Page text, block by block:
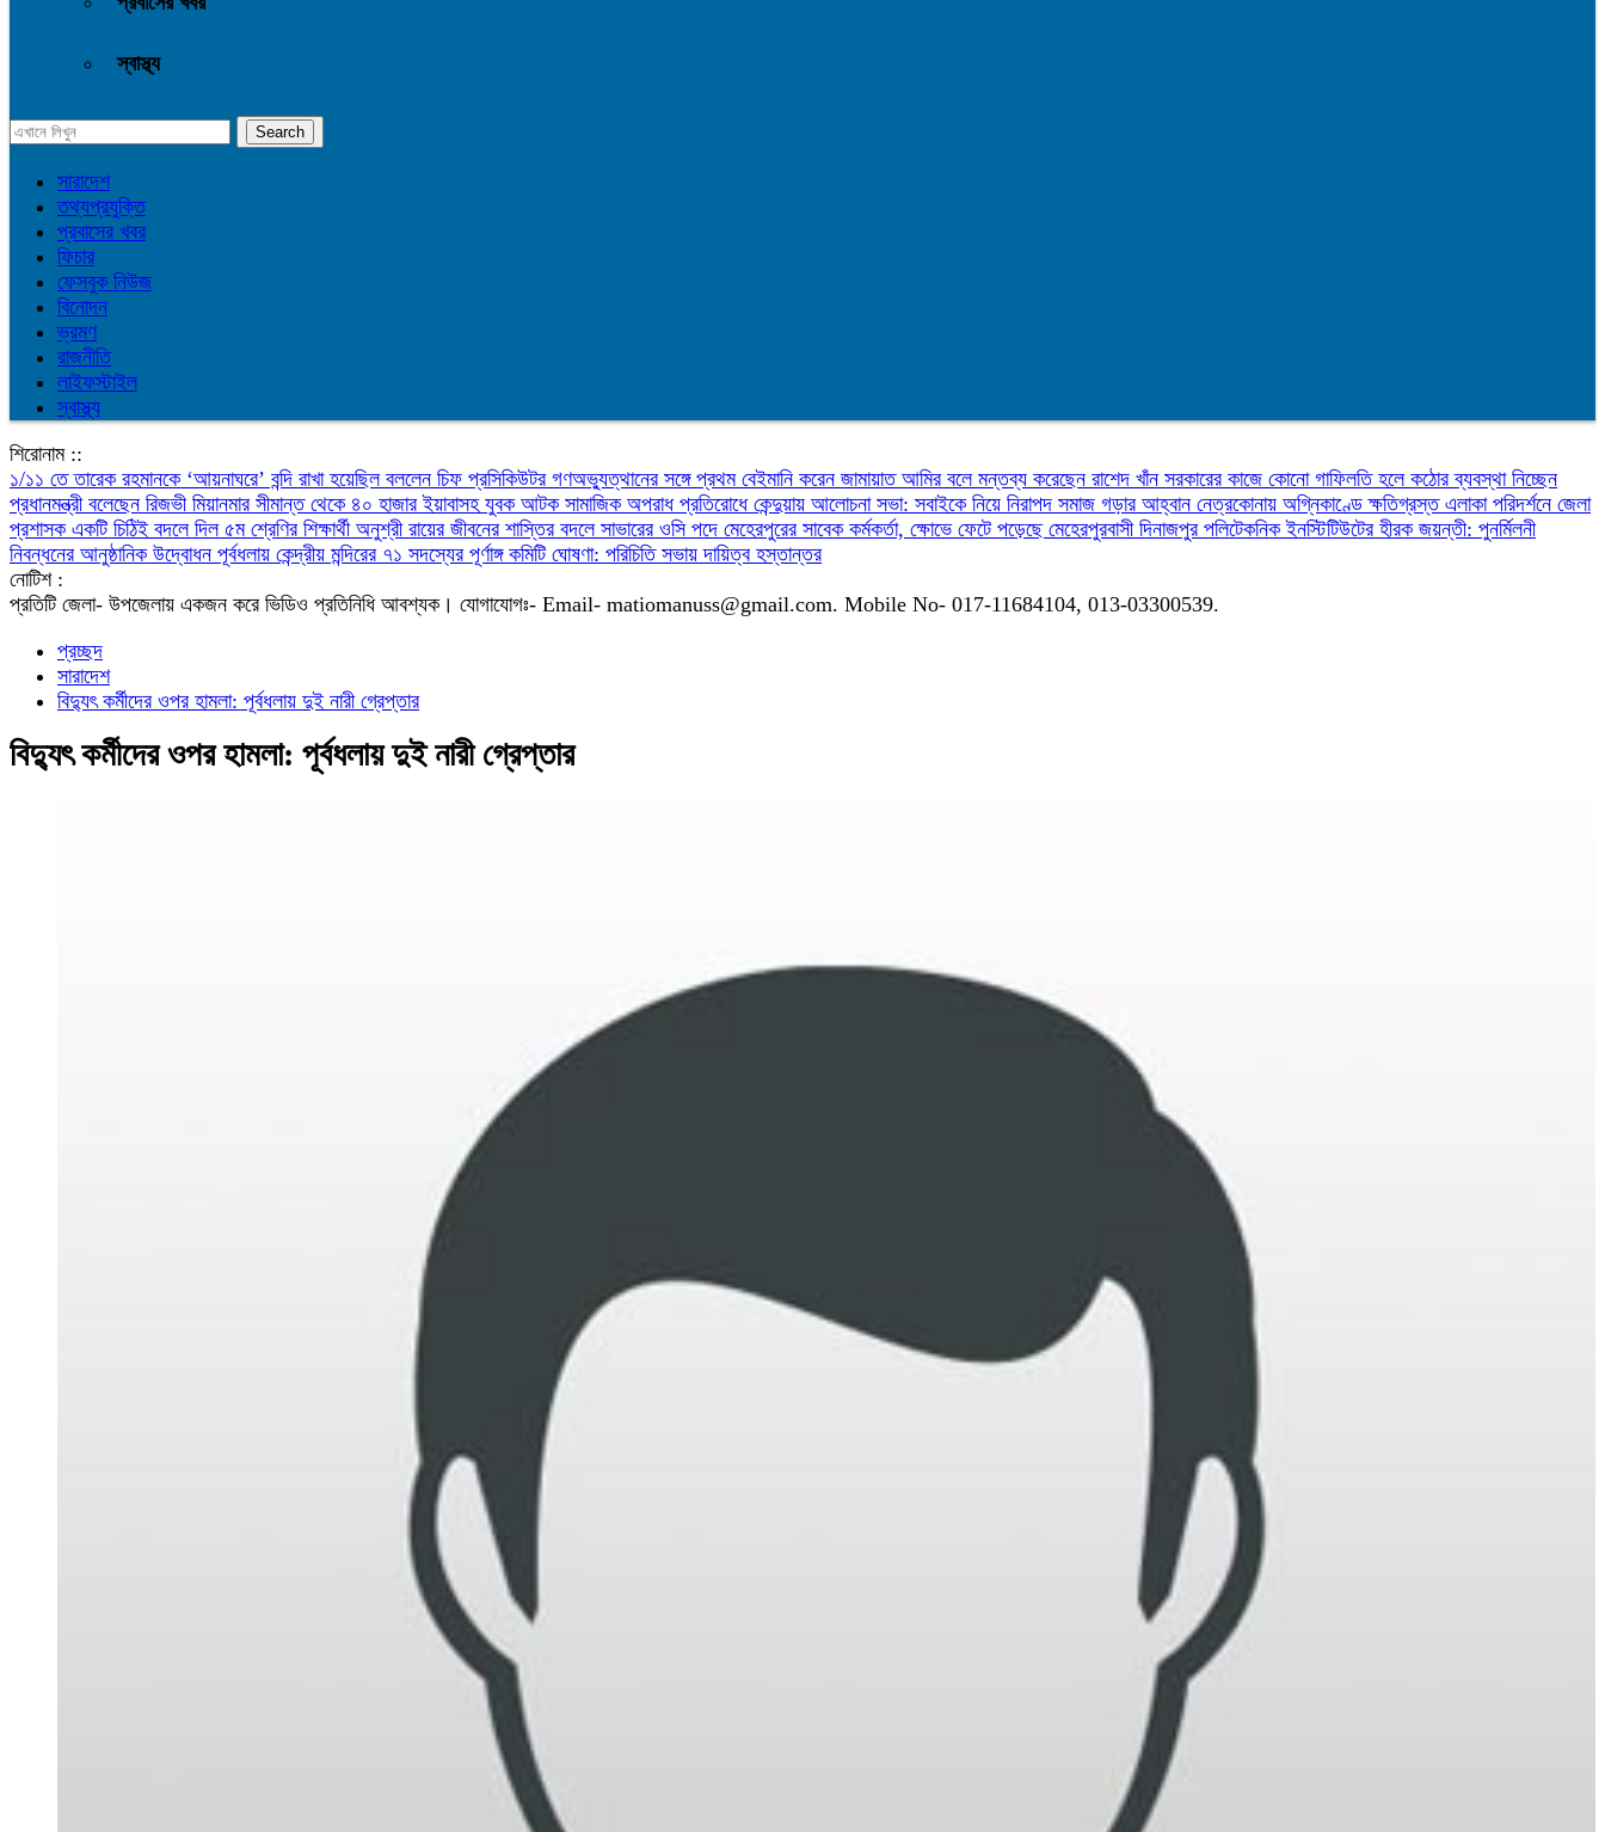
স্বাস্থ্য
সারাদেশ
তথ্যপ্রযুক্তি
প্রবাসের খবর
ফিচার
ফেসবুক নিউজ
বিনোদন
ভ্রমণ
রাজনীতি
লাইফস্টাইল
স্বাস্থ্য
শিরোনাম ::
১/১১ তে তারেক রহমানকে ‘আয়নাঘরে’ বন্দি রাখা হয়েছিল বললেন চিফ প্রসিকিউটর গণঅভ্যুত্থানের সঙ্গে প্রথম বেইমানি করেন জামায়াত আমির বলে মন্তব্য করেছেন রাশেদ খাঁন সরকারের কাজে কোনো গাফিলতি হলে কঠোর ব্যবস্থা নিচ্ছেন
প্রধানমন্ত্রী বলেছেন রিজভী মিয়ানমার সীমান্ত থেকে ৪০ হাজার ইয়াবাসহ যুবক আটক সামাজিক অপরাধ প্রতিরোধে কেন্দুয়ায় আলোচনা সভা: সবাইকে নিয়ে নিরাপদ সমাজ গড়ার আহ্বান নেত্রকোনায় অগ্নিকাণ্ডে ক্ষতিগ্রস্ত এলাকা পরিদর্শনে জেলা
প্রশাসক একটি চিঠিই বদলে দিল ৫ম শ্রেণির শিক্ষার্থী অনুশ্রী রায়ের জীবনের শাস্তির বদলে সাভারের ওসি পদে মেহেরপুরের সাবেক কর্মকর্তা, ক্ষোভে ফেটে পড়েছে মেহেরপুরবাসী দিনাজপুর পলিটেকনিক ইনস্টিটিউটের হীরক জয়ন্তী: পুনর্মিলনী
নিবন্ধনের আনুষ্ঠানিক উদ্বোধন পূর্বধলায় কেন্দ্রীয় মন্দিরের ৭১ সদস্যের পূর্ণাঙ্গ কমিটি ঘোষণা: পরিচিতি সভায় দায়িত্ব হস্তান্তর
নোটিশ :
প্রতিটি জেলা- উপজেলায় একজন করে ভিডিও প্রতিনিধি আবশ্যক। যোগাযোগঃ- Email- matiomanuss@gmail.com. Mobile No- 017-11684104, 013-03300539.
প্রচ্ছদ
সারাদেশ
বিদ্যুৎ কর্মীদের ওপর হামলা: পূর্বধলায় দুই নারী গ্রেপ্তার
বিদ্যুৎ কর্মীদের ওপর হামলা: পূর্বধলায় দুই নারী গ্রেপ্তার